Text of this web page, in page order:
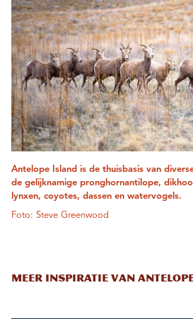
Antelope Island is de thuisbasis van
de gelijknamige pronghornantilope,
lynxen, coyotes, dassen en watervogels.
Foto: Steve Greenwood
MEER INSPIRATIE VAN